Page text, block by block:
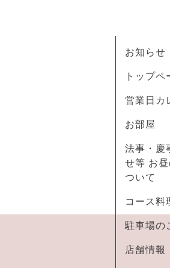
お知らせ
トップペ
営業日カ
お部屋
法事・慶
せ等 お
ついて
コース料
駐車場の
店舗情報